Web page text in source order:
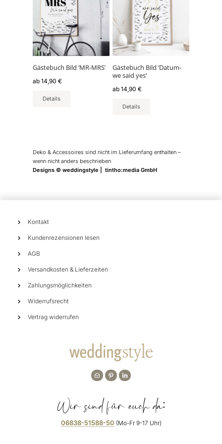
Gästebuch Bild ‘MR-MRS’
ab 14,90 €
Details
weist
mehrere
Varianten
auf.
Die
Optionen
können
auf
Produktseite
Gästebuch Bild ‘Datum-
we said yes’
ab14,90€
Details
mehrere
Varianten
auf.
Die
Optionen
können
auf
der
gewählt
Deko & Accessoires sind nicht im Lieferumfang enthalten –
wenn nicht anders beschrieben
Designs © weddingstyle | tintho:media GmbH
Kontakt
Kundenrezensionen lesen
AGB
Versandkosten & Lieferzeiten
Zahlungsmöglichkeiten
Widerrufsrecht
Vertrag widerrufen
Wir sind für euch da:
06838-51588-50 (Mo-Fr 9-17 Uhr)